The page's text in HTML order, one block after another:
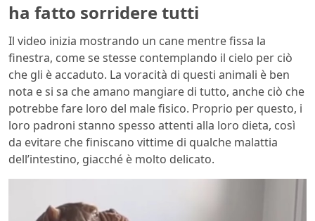
ha fatto sorridere tutti
Il video inizia mostrando un cane mentre fissa la
finestra, come se stesse contemplando il cielo per ciò
che gli è accaduto. La voracità di questi animali è ben
nota e si sa che amano mangiare di tutto, anche ciò che
potrebbe fare loro del male fisico. Proprio per questo, i
loro padroni stanno spesso attenti alla loro dieta, così
da evitare che finiscano vittime di qualche malattia
dell’intestino, giacché è molto delicato.